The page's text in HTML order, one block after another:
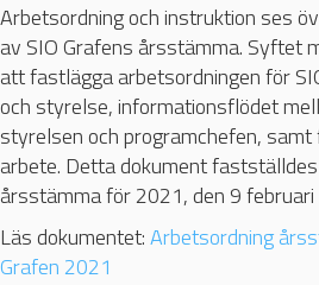
Arbetsordning och instruktion ses
av SIO Grafens årsstämma. Syftet
att fastlägga arbetsordningen för
och styrelse, informationsflödet
styrelsen och programchefen,
arbete. Detta dokument
årsstämma för 2021, den 9
Läs dokumentet:Arbetsordning
Grafen 2021